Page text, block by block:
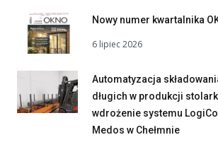
Nowy numer kwartalnika
6 lipiec 2026
Automatyzacja
długich w produkcji
wdrożenie systemu
Medos w Chełmnie